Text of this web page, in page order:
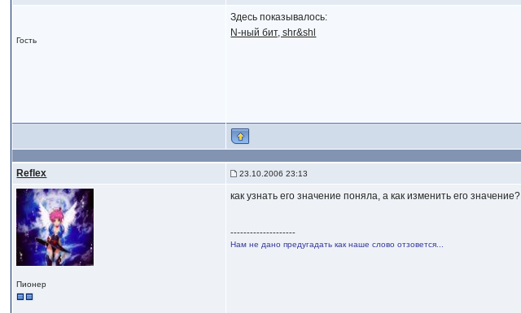
Гость
Здесь показывалось:
N-ный бит, shr&shl
Reflex 23.10.2006 23:13
Пионер
как узнать его значение поняла, а как изменить его значение?
--------------------
Нам не дано предугадать как наше слово отзовется...